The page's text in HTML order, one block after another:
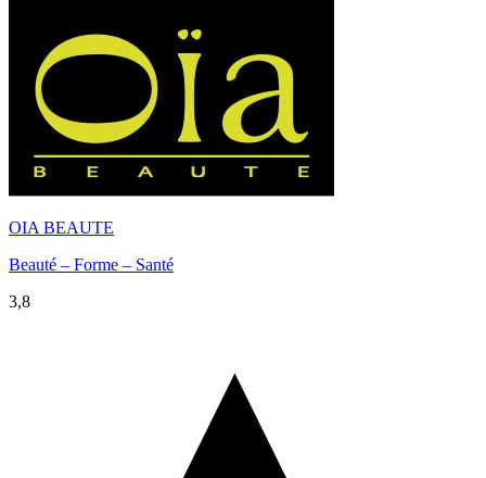
OIA BEAUTE
Beauté – Forme – Santé
3,8